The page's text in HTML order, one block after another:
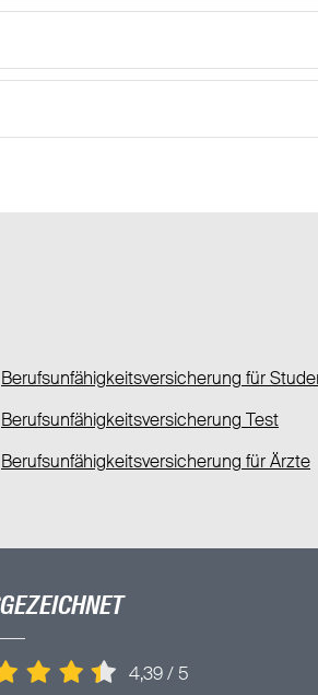
Berufsunfähigkeitsversicherung für
Berufsunfähigkeitsversicherung Test
Berufsunfähigkeitsversicherung für Ärzte
4,39/ 5